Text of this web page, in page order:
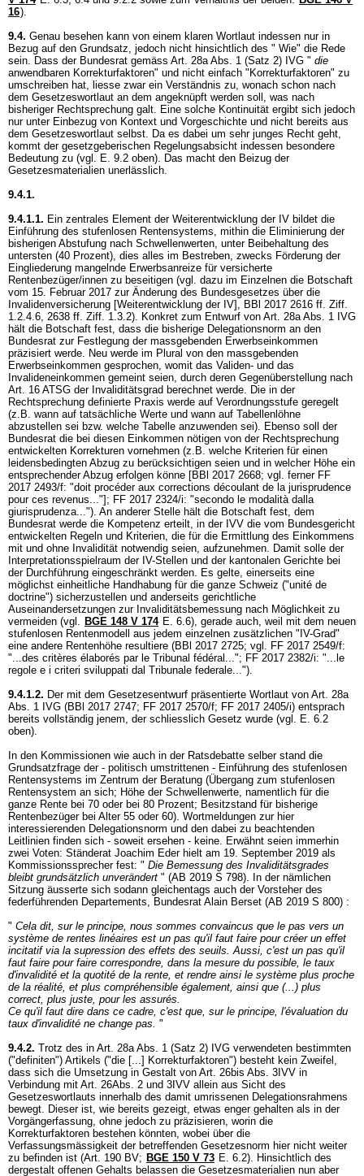
16).
9.4. Genau besehen kann von einem klaren Wortlaut indessen nur in
Bezug auf den Grundsatz, jedoch nicht hinsichtlich des " Wie" die Rede
sein. Dass der Bundesrat gemäss Art. 28a Abs. 1 (Satz 2) IVG " die
anwendbaren Korrekturfaktoren" und nicht einfach "Korrekturfaktoren" zu
umschreiben hat, liesse zwar ein Verständnis zu, wonach schon nach
dem Gesetzeswortlaut an dem angeknüpft werden soll, was nach
bisheriger Rechtsprechung galt. Eine solche Kontinuität ergibt sich jedoch
nur unter Einbezug von Kontext und Vorgeschichte und nicht bereits aus
dem Gesetzeswortlaut selbst. Da es dabei um sehr junges Recht geht,
kommt der gesetzgeberischen Regelungsabsicht indessen besondere
Bedeutung zu (vgl. E. 9.2 oben). Das macht den Beizug der
Gesetzesmaterialien unerlässlich.
9.4.1.
9.4.1.1. Ein zentrales Element der Weiterentwicklung der IV bildet die
Einführung des stufenlosen Rentensystems, mithin die Eliminierung der
bisherigen Abstufung nach Schwellenwerten, unter Beibehaltung des
untersten (40 Prozent), dies alles im Bestreben, zwecks Förderung der
Eingliederung mangelnde Erwerbsanreize für versicherte
Rentenbezüger/innen zu beseitigen (vgl. dazu im Einzelnen die Botschaft
vom 15. Februar 2017 zur Änderung des Bundesgesetzes über die
Invalidenversicherung [Weiterentwicklung der IV], BBl 2017 2616 ff. Ziff.
1.2.4.6, 2638 ff. Ziff. 1.3.2). Konkret zum Entwurf von Art. 28a Abs. 1 IVG
hält die Botschaft fest, dass die bisherige Delegationsnorm an den
Bundesrat zur Festlegung der massgebenden Erwerbseinkommen
präzisiert werde. Neu werde im Plural von den massgebenden
Erwerbseinkommen gesprochen, womit das Validen- und das
Invalideneinkommen gemeint seien, durch deren Gegenüberstellung nach
Art. 16 ATSG der Invaliditätsgrad berechnet werde. Die in der
Rechtsprechung definierte Praxis werde auf Verordnungsstufe geregelt
(z.B. wann auf tatsächliche Werte und wann auf Tabellenlöhne
abzustellen sei bzw. welche Tabelle anzuwenden sei). Ebenso soll der
Bundesrat die bei diesen Einkommen nötigen von der Rechtsprechung
entwickelten Korrekturen vornehmen (z.B. welche Kriterien für einen
leidensbedingten Abzug zu berücksichtigen seien und in welcher Höhe ein
entsprechender Abzug erfolgen könne [BBl 2017 2668; vgl. ferner FF
2017 2493/f: "doit procéder aux corrections découlant de la jurisprudence
pour ces revenus..."]; FF 2017 2324/i: "secondo le modalità dalla
giurisprudenza..."). An anderer Stelle hält die Botschaft fest, dem
Bundesrat werde die Kompetenz erteilt, in der IVV die vom Bundesgericht
entwickelten Regeln und Kriterien, die für die Ermittlung des Einkommens
mit und ohne Invalidität notwendig seien, aufzunehmen. Damit solle der
Interpretationsspielraum der IV-Stellen und der kantonalen Gerichte bei
der Durchführung eingeschränkt werden. Es gelte, einerseits eine
möglichst einheitliche Handhabung für die ganze Schweiz ("unité de
doctrine") sicherzustellen und anderseits gerichtliche
Auseinandersetzungen zur Invaliditätsbemessung nach Möglichkeit zu
vermeiden (vgl. BGE 148 V 174 E. 6.6), gerade auch, weil mit dem neuen
stufenlosen Rentenmodell aus jedem einzelnen zusätzlichen "IV-Grad"
eine andere Rentenhöhe resultiere (BBl 2017 2725; vgl. FF 2017 2549/f:
"...des critères élaborés par le Tribunal fédéral..."; FF 2017 2382/i: "...le
regole e i criteri sviluppati dal Tribunale federale...").
9.4.1.2. Der mit dem Gesetzesentwurf präsentierte Wortlaut von Art. 28a
Abs. 1 IVG (BBl 2017 2747; FF 2017 2570/f; FF 2017 2405/i) entsprach
bereits vollständig jenem, der schliesslich Gesetz wurde (vgl. E. 6.2
oben).
In den Kommissionen wie auch in der Ratsdebatte selber stand die
Grundsatzfrage der - politisch umstrittenen - Einführung des stufenlosen
Rentensystems im Zentrum der Beratung (Übergang zum stufenlosen
Rentensystem an sich; Höhe der Schwellenwerte, namentlich für die
ganze Rente bei 70 oder bei 80 Prozent; Besitzstand für bisherige
Rentenbezüger bei Alter 55 oder 60). Wortmeldungen zur hier
interessierenden Delegationsnorm und den dabei zu beachtenden
Leitlinien finden sich - soweit ersehen - keine. Erwähnt seien immerhin
zwei Voten: Ständerat Joachim Eder hielt am 19. September 2019 als
Kommissionssprecher fest: " Die Bemessung des Invaliditätsgrades
bleibt grundsätzlich unverändert " (AB 2019 S 798). In der nämlichen
Sitzung äusserte sich sodann gleichentags auch der Vorsteher des
federführenden Departements, Bundesrat Alain Berset (AB 2019 S 800) :
" Cela dit, sur le principe, nous sommes convaincus que le pas vers un
système de rentes linéaires est un pas qu'il faut faire pour créer un effet
incitatif via la supression des effets des seuils. Aussi, c'est un pas qu'il
faut faire pour faire correspondre, dans la mesure du possible, le taux
d'invalidité et la quotité de la rente, et rendre ainsi le système plus proche
de la réalité, et plus compréhensible également, ainsi que (...) plus
correct, plus juste, pour les assurés.
Ce qu'il faut dire dans ce cadre, c'est que, sur le principe, l'évaluation du
taux d'invalidité ne change pas. "
9.4.2. Trotz des in Art. 28a Abs. 1 (Satz 2) IVG verwendeten bestimmten
("definiten") Artikels ("die [...] Korrekturfaktoren") besteht kein Zweifel,
dass sich die Umsetzung in Gestalt von Art. 26bis Abs. 3IVV in
Verbindung mit Art. 26Abs. 2 und 3IVV allein aus Sicht des
Gesetzeswortlauts innerhalb des damit umrissenen Delegationsrahmens
bewegt. Dieser ist, wie bereits gezeigt, etwas enger gehalten als in der
Vorgängerfassung, ohne jedoch zu präzisieren, worin die
Korrekturfaktoren bestehen könnten, wobei über die
Verfassungsmässigkeit der betreffenden Gesetzesnorm hier nicht weiter
zu befinden ist (Art. 190 BV; BGE 150 V 73 E. 6.2). Hinsichtlich des
dergestalt offenen Gehalts belassen die Gesetzesmaterialien nun aber